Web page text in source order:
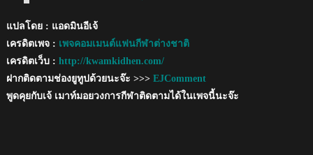
แปลโดย : แอดมินอีเจ้
เครดิตเพจ : เพจคอมเมนต์แฟนกีฬาต่างชาติ
เครดิตเว็บ : http://kwamkidhen.com/
ฝากติดตามช่องยูทูปด้วยนะจ๊ะ >>> EJComment
พูดคุยกับเจ้ เมาท์มอยวงการกีฬาติดตามได้ในเพจนี้นะจ๊ะ